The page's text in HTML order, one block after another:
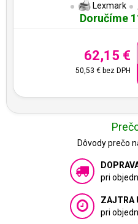
Lexmark
Doručíme
62,15 €
50,53 € bez DPH
Dôvody prečo
pri
ZAJTRA
pri